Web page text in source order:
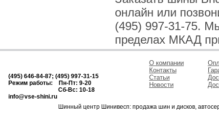
онлайн или
(495) 997-31-75.
пределах МКАД
(495) 646-84-87; (495) 997-31-15
Режим работы: Пн-Пт: 9-20
Сб-Вс: 10-18
info@vse-shini.ru
О компании
Контакты
Статьи
Новости
Шинный центр Шинивесп: продажа шин и дисков,